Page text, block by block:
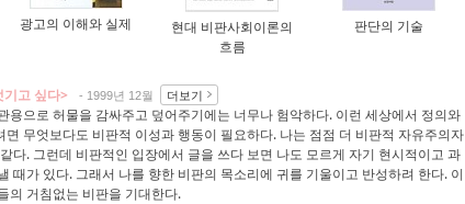
광고의 이해와 실제
현대 비판사회이론의
흐름
판단의 기술
고 싶다> - 1999년 12월 더보기
용으로 허물을 감싸주고 덮어주기에는 너무나 험악하다. 이런 세상에서 정의와
면 무엇보다도 비판적 이성과 행동이 필요하다. 나는 점점 더 비판적 자유주의자
다. 그런데 비판적인 입장에서 글을 쓰다 보면 나도 모르게 자기 현시적이고 과
때가 있다. 그래서 나를 향한 비판의 목소리에 귀를 기울이고 반성하려 한다. 이
의 거침없는 비판을 기대한다.